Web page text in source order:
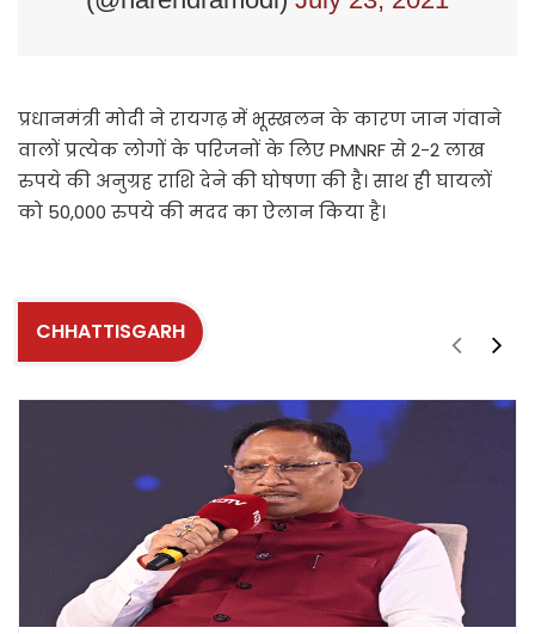
प्रधानमंत्री मोदी ने रायगढ़ में भूस्खलन के कारण जान गंवाने
वालों प्रत्येक लोगों के परिजनों के लिए PMNRF से 2-2 लाख
रुपये की अनुग्रह राशि देने की घोषणा की है। साथ ही घायलों
को 50,000 रुपये की मदद का ऐलान किया है।
CHHATTISGARH